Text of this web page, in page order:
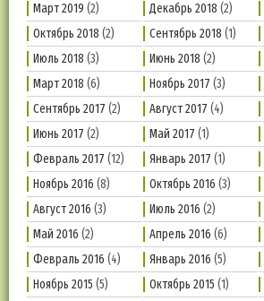
Март 2019 (2) Декабрь 2018 (2)
Октябрь 2018 (2) Сентябрь 2018 (1)
Июль 2018 (3) Июнь 2018 (2)
Март 2018 (6) Ноябрь 2017 (3)
Сентябрь 2017 (2) Август 2017 (4)
Июнь 2017 (2) Май 2017 (1)
Февраль 2017 (12) Январь 2017 (1)
Ноябрь 2016 (8) Октябрь 2016 (3)
Август 2016 (3) Июль 2016 (2)
Май 2016 (2) Апрель 2016 (6)
Февраль 2016 (4) Январь 2016 (5)
Ноябрь 2015 (5) Октябрь 2015 (1)